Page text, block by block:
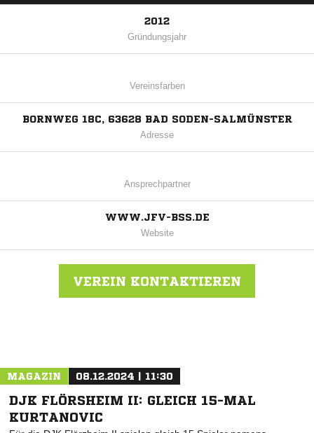
2012
Gründungsjahr
Vereinsfarben
BORNWEG 18C, 63628 BAD SODEN-SALMÜNSTER
Adresse
Ansprechpartner
WWW.JFV-BSS.DE
Website
VEREIN KONTAKTIEREN
MAGAZIN 08.12.2024 | 11:30
DJK FLÖRSHEIM II: GLEICH 15-MAL
KURTANOVIC